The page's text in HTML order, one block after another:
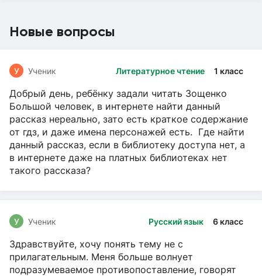
Новые вопросы
Литературное чтение 1 класс
У Ученик
Добрый день, ребёнку задали читать Зощенко
Большой человек, в интернете найти данный
рассказ нереально, зато есть краткое содержание
от гдз, и даже имена персонажей есть. Где найти
данный рассказ, если в библиотеку доступа нет, а
в интернете даже на платных библиотеках нет
такого рассказа?
Русский язык 6 класс
У Ученик
Здравствуйте, хочу понять тему не с
прилагательным. Меня больше волнует
подразумеваемое противопоставление, говорят